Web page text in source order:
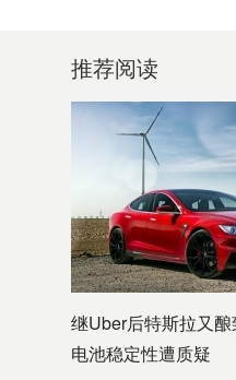
推荐阅读
继Uber后特斯拉又
电池稳定性遭质疑